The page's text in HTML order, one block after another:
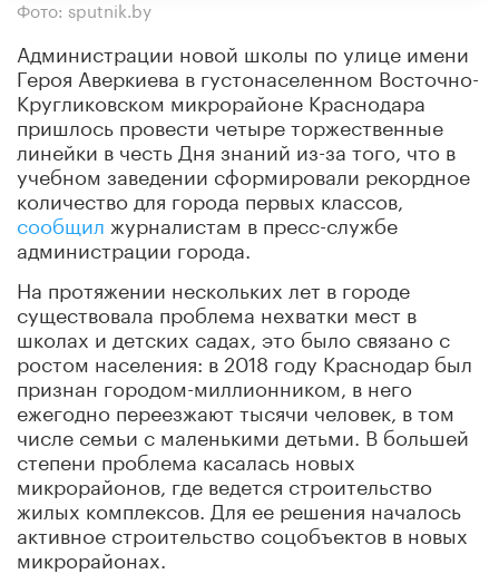
Фото: sputnik.by
Администрации новой школы по улице имени
Героя Аверкиева в густонаселенном Восточно-
Кругликовском микрорайоне Краснодара
пришлось провести четыре торжественные
линейки в честь Дня знаний из-за того, что в
учебном заведении сформировали рекордное
количество для города первых классов,
сообщил журналистам в пресс-службе
администрации города.
На протяжении нескольких лет в городе
существовала проблема нехватки мест в
школах и детских садах, это было связано с
ростом населения: в 2018 году Краснодар был
признан городом-миллионником, в него
ежегодно переезжают тысячи человек, в том
числе семьи с маленькими детьми. В большей
степени проблема касалась новых
микрорайонов, где ведется строительство
жилых комплексов. Для ее решения началось
активное строительство соцобъектов в новых
микрорайонах.